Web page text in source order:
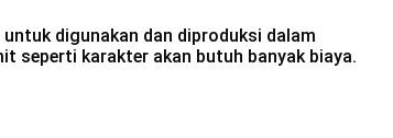
digunakan dan diproduksi dalam
seperti karakter akan butuh banyak biaya.